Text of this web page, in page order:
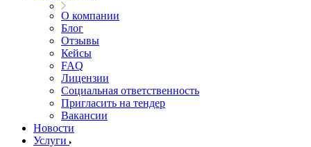
О компании
Блог
Отзывы
Кейсы
FAQ
Лицензии
Социальная ответственность
Пригласить на тендер
Вакансии
Новости
Услуги